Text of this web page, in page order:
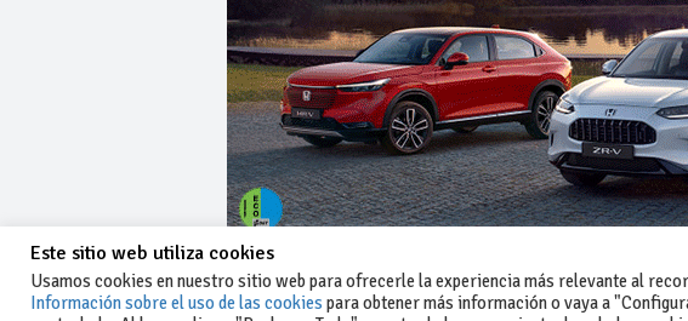
Este sitio web utiliza cookies
Usamos cookies en nuestro sitio web para ofrecerle la experiencia más relevante al
Información sobre el uso de las cookies para obtener más información o vaya a